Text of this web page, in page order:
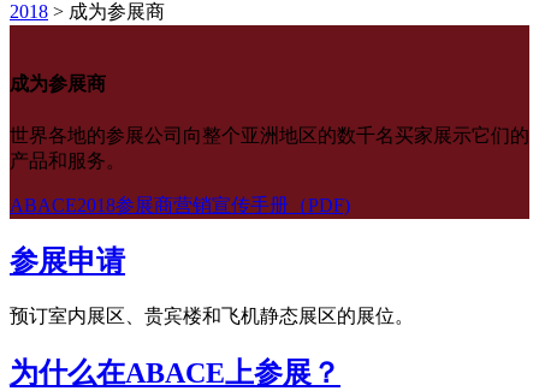
2018 > 成为参展商
成为参展商
世界各地的参展公司向整个亚洲地区的数千名买家展示它们的
产品和服务。
ABACE2018参展商营销宣传手册（PDF)
参展申请
预订室内展区、贵宾楼和飞机静态展区的展位。
为什么在ABACE上参展？